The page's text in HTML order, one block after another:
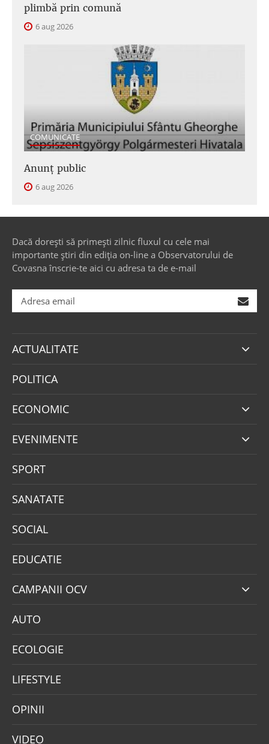
plimbă prin comună
6 aug 2026
COMUNICATE
Anunţ public
6 aug 2026
Dacă dorești să primești zilnic fluxul cu cele mai
importante știri din ediția on-line a Observatorului de
Covasna înscrie-te aici cu adresa ta de e-mail
ACTUALITATE
POLITICA
ECONOMIC
EVENIMENTE
SPORT
SANATATE
SOCIAL
EDUCATIE
CAMPANII OCV
AUTO
ECOLOGIE
LIFESTYLE
OPINII
VIDEO